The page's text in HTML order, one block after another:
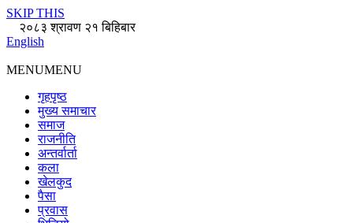
SKIP THIS
२०८३ श्रावण २१ बिहिबार
English
MENUMENU
गृहपृष्ठ
मुख्य समाचार
समाज
राजनीति
अन्तर्वार्ता
कला
खेलकुद
पैसा
प्रवास